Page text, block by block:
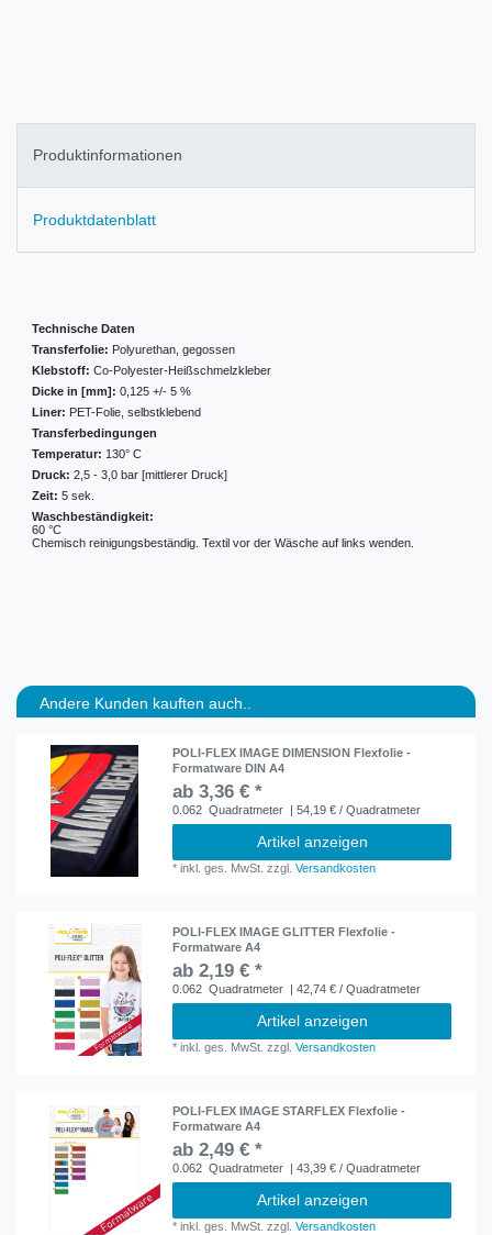
Produktinformationen
Produktdatenblatt
Technische Daten
Transferfolie: Polyurethan, gegossen
Klebstoff: Co-Polyester-Heißschmelzkleber
Dicke in [mm]: 0,125 +/- 5 %
Liner: PET-Folie, selbstklebend
Transferbedingungen
Temperatur: 130° C
Druck: 2,5 - 3,0 bar [mittlerer Druck]
Zeit: 5 sek.
Waschbeständigkeit:
60 °C
Chemisch reinigungsbeständig. Textil vor der Wäsche auf links wenden.
Andere Kunden kauften auch..
POLI-FLEX IMAGE DIMENSION Flexfolie -
Formatware DIN A4
ab 3,36 € *
0.062 Quadratmeter | 54,19 € / Quadratmeter
Artikel anzeigen
*inkl. ges. MwSt. zzgl.Versandkosten
POLI-FLEX IMAGE GLITTER Flexfolie -
Formatware A4
ab 2,19 € *
0.062 Quadratmeter | 42,74 € / Quadratmeter
Artikel anzeigen
*inkl. ges. MwSt. zzgl.Versandkosten
POLI-FLEX IMAGE STARFLEX Flexfolie -
Formatware A4
ab 2,49 € *
0.062 Quadratmeter | 43,39 € / Quadratmeter
Artikel anzeigen
*inkl. ges. MwSt. zzgl.Versandkosten